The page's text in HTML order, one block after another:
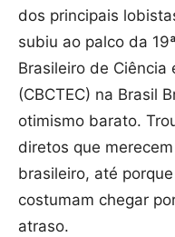
dos principais
subiu ao palco da
Brasileiro de Ciência
(CBCTEC) na Brasil
otimismo barato.
diretos que
brasileiro, até
costumam chegar
atraso.